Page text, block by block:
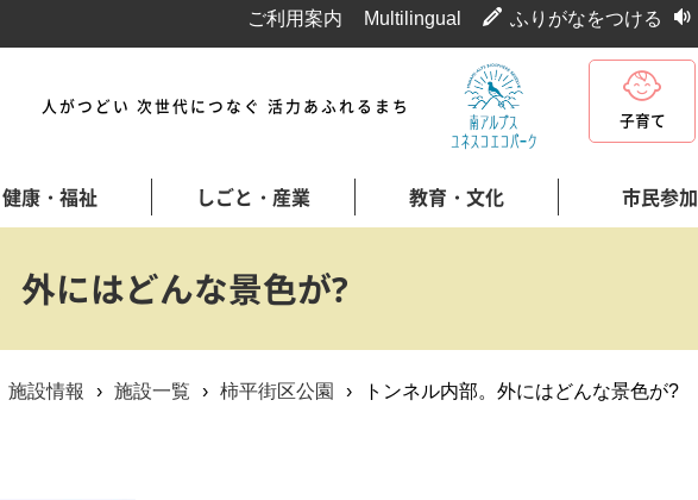
ご利用案内 Multilingual ふりがなをつける
人がつどい 次世代につなぐ 活力あふれるまち
子育て
健康・福祉 しごと・産業 教育・文化 市民参加
外にはどんな景色が?
施設情報 › 施設一覧 › 柿平街区公園 › トンネル内部。外にはどんな景色が?